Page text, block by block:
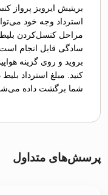
بریتیش ایرویز
استرداد وجه خود
مراحل کنسل‌کردن
سادگی قابل انجام
بروید و روی گزینه
کنید. مبلغ استرداد
شما برگشت داده
پرسش‌های متداول